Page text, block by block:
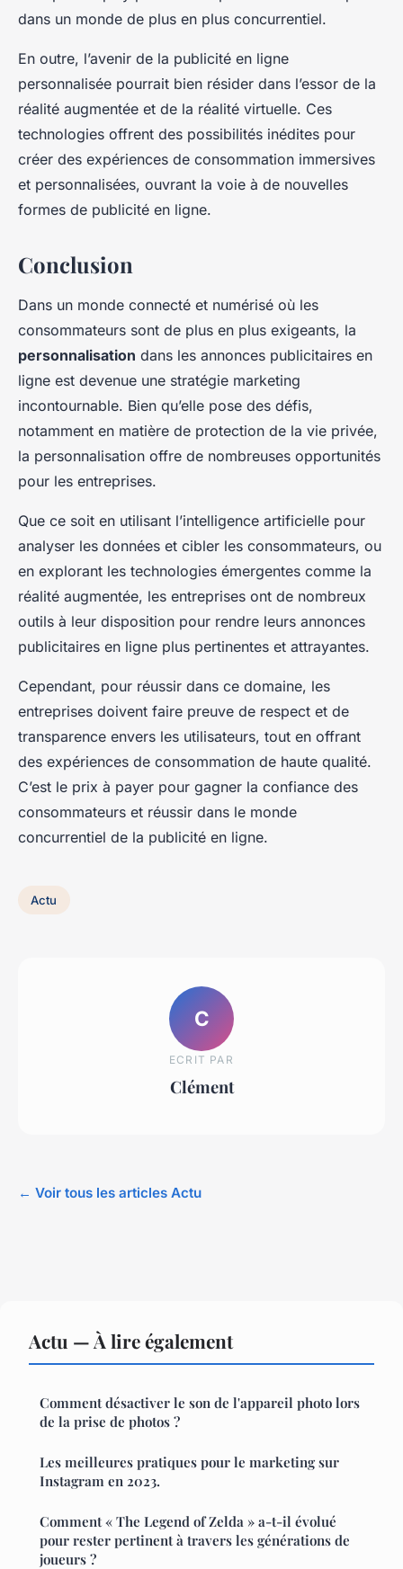
dans un monde de plus en plus concurrentiel.
En outre, l’avenir de la publicité en ligne
personnalisée pourrait bien résider dans l’essor de la
réalité augmentée et de la réalité virtuelle. Ces
technologies offrent des possibilités inédites pour
créer des expériences de consommation immersives
et personnalisées, ouvrant la voie à de nouvelles
formes de publicité en ligne.
Conclusion
Dans un monde connecté et numérisé où les
consommateurs sont de plus en plus exigeants, la
personnalisation dans les annonces publicitaires en
ligne est devenue une stratégie marketing
incontournable. Bien qu’elle pose des défis,
notamment en matière de protection de la vie privée,
la personnalisation offre de nombreuses opportunités
pour les entreprises.
Que ce soit en utilisant l’intelligence artificielle pour
analyser les données et cibler les consommateurs, ou
en explorant les technologies émergentes comme la
réalité augmentée, les entreprises ont de nombreux
outils à leur disposition pour rendre leurs annonces
publicitaires en ligne plus pertinentes et attrayantes.
Cependant, pour réussir dans ce domaine, les
entreprises doivent faire preuve de respect et de
transparence envers les utilisateurs, tout en offrant
des expériences de consommation de haute qualité.
C’est le prix à payer pour gagner la confiance des
consommateurs et réussir dans le monde
concurrentiel de la publicité en ligne.
Actu
C
ECRIT PAR
Clément
← Voir tous les articles Actu
Actu — À lire également
Comment désactiver le son de l'appareil photo lors
de la prise de photos ?
Les meilleures pratiques pour le marketing sur
Instagram en 2023.
Comment « The Legend of Zelda » a-t-il évolué
pour rester pertinent à travers les générations de
joueurs ?